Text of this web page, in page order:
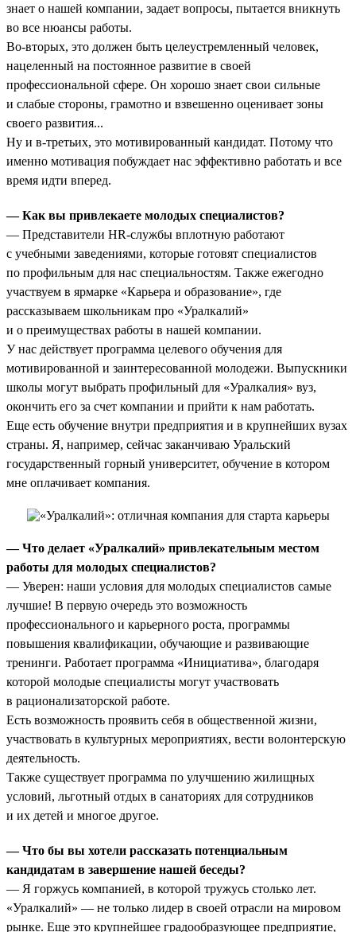
знает о нашей компании, задает вопросы, пытается вникнуть
во все нюансы работы.
Во-вторых, это должен быть целеустремленный человек,
нацеленный на постоянное развитие в своей
профессиональной сфере. Он хорошо знает свои сильные
и слабые стороны, грамотно и взвешенно оценивает зоны
своего развития...
Ну и в-третьих, это мотивированный кандидат. Потому что
именно мотивация побуждает нас эффективно работать и все
время идти вперед.
— Как вы привлекаете молодых специалистов?
— Представители HR-службы вплотную работают
с учебными заведениями, которые готовят специалистов
по профильным для нас специальностям. Также ежегодно
участвуем в ярмарке «Карьера и образование», где
рассказываем школьникам про «Уралкалий»
и о преимуществах работы в нашей компании.
У нас действует программа целевого обучения для
мотивированной и заинтересованной молодежи. Выпускники
школы могут выбрать профильный для «Уралкалия» вуз,
окончить его за счет компании и прийти к нам работать.
Еще есть обучение внутри предприятия и в крупнейших вузах
страны. Я, например, сейчас заканчиваю Уральский
государственный горный университет, обучение в котором
мне оплачивает компания.
— Что делает «Уралкалий» привлекательным местом
работы для молодых специалистов?
— Уверен: наши условия для молодых специалистов самые
лучшие! В первую очередь это возможность
профессионального и карьерного роста, программы
повышения квалификации, обучающие и развивающие
тренинги. Работает программа «Инициатива», благодаря
которой молодые специалисты могут участвовать
в рационализаторской работе.
Есть возможность проявить себя в общественной жизни,
участвовать в культурных мероприятиях, вести волонтерскую
деятельность.
Также существует программа по улучшению жилищных
условий, льготный отдых в санаториях для сотрудников
и их детей и многое другое.
— Что бы вы хотели рассказать потенциальным
кандидатам в завершение нашей беседы?
— Я горжусь компанией, в которой тружусь столько лет.
«Уралкалий» — не только лидер в своей отрасли на мировом
рынке. Еще это крупнейшее градообразующее предприятие,